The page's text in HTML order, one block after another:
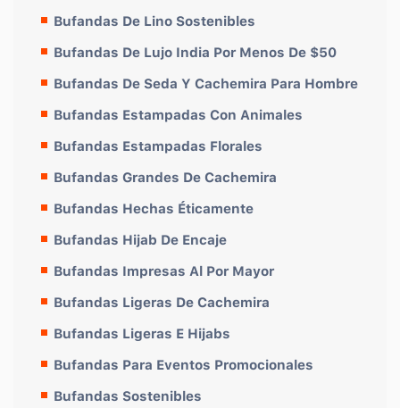
Bufandas De Lino Sostenibles
Bufandas De Lujo India Por Menos De $50
Bufandas De Seda Y Cachemira Para Hombre
Bufandas Estampadas Con Animales
Bufandas Estampadas Florales
Bufandas Grandes De Cachemira
Bufandas Hechas Éticamente
Bufandas Hijab De Encaje
Bufandas Impresas Al Por Mayor
Bufandas Ligeras De Cachemira
Bufandas Ligeras E Hijabs
Bufandas Para Eventos Promocionales
Bufandas Sostenibles